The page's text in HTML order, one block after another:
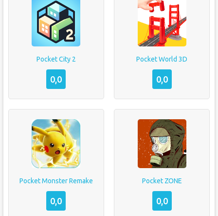
Pocket City 2
0,0
Pocket World 3D
0,0
Pocket Monster Remake
0,0
Pocket ZONE
0,0